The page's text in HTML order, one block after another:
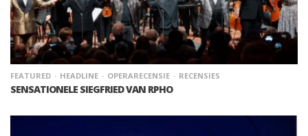
FEATURED HEADLINE OPERARECENSIE RECENSIES
SENSATIONELE SIEGFRIED VAN RPHO